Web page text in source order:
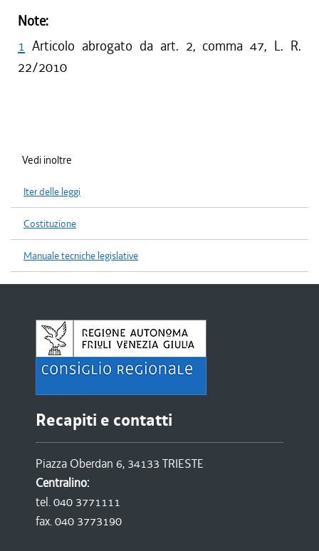
Note:
1 Articolo abrogato da art. 2, comma 47, L. R.
22/2010
Vedi inoltre
Iter delle leggi
Costituzione
Manuale tecniche legislative
Recapiti e contatti
Piazza Oberdan 6, 34133 TRIESTE
Centralino:
tel. 040 3771111
fax. 040 3773190